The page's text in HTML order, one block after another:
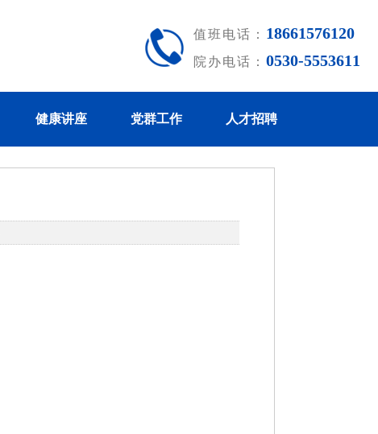
值班电话： 18661576120
院办电话： 0530-5553611
健康讲座 党群工作 人才招聘